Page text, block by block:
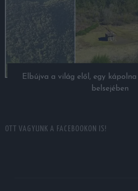
Elbújva a világ elől, egy
belsejében
OTT VAGYUNK A FACEBOOKON IS!